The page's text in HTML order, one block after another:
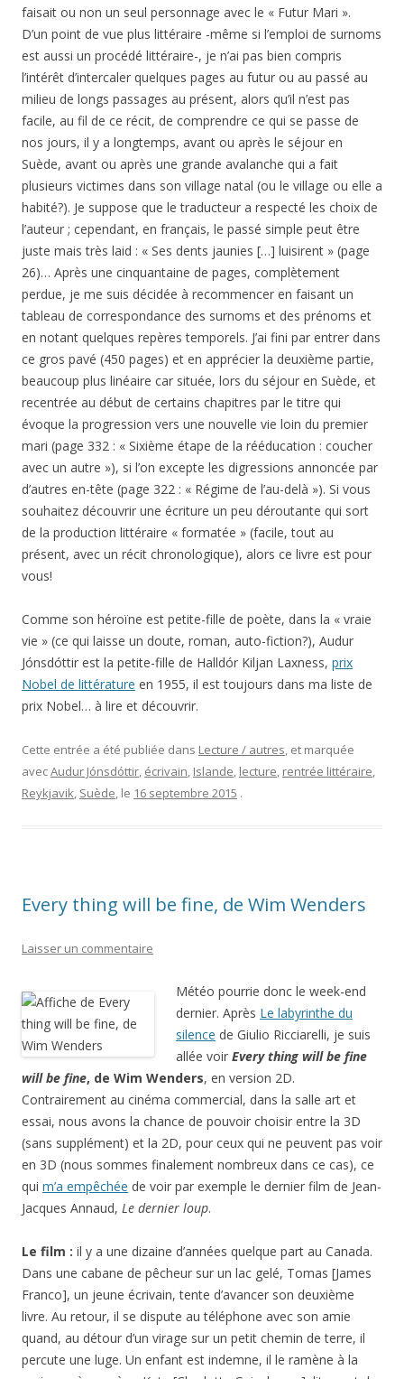
faisait ou non un seul personnage avec le « Futur Mari ».
D’un point de vue plus littéraire -même si l’emploi de surnoms
est aussi un procédé littéraire-, je n’ai pas bien compris
l’intérêt d’intercaler quelques pages au futur ou au passé au
milieu de longs passages au présent, alors qu’il n’est pas
facile, au fil de ce récit, de comprendre ce qui se passe de
nos jours, il y a longtemps, avant ou après le séjour en
Suède, avant ou après une grande avalanche qui a fait
plusieurs victimes dans son village natal (ou le village ou elle a
habité?). Je suppose que le traducteur a respecté les choix de
l’auteur ; cependant, en français, le passé simple peut être
juste mais très laid : « Ses dents jaunies […] luisirent » (page
26)… Après une cinquantaine de pages, complètement
perdue, je me suis décidée à recommencer en faisant un
tableau de correspondance des surnoms et des prénoms et
en notant quelques repères temporels. J’ai fini par entrer dans
ce gros pavé (450 pages) et en apprécier la deuxième partie,
beaucoup plus linéaire car située, lors du séjour en Suède, et
recentrée au début de certains chapitres par le titre qui
évoque la progression vers une nouvelle vie loin du premier
mari (page 332 : « Sixième étape de la rééducation : coucher
avec un autre »), si l’on excepte les digressions annoncée par
d’autres en-tête (page 322 : « Régime de l’au-delà »). Si vous
souhaitez découvrir une écriture un peu déroutante qui sort
de la production littéraire « formatée » (facile, tout au
présent, avec un récit chronologique), alors ce livre est pour
vous!
Comme son héroïne est petite-fille de poète, dans la « vraie
vie » (ce qui laisse un doute, roman, auto-fiction?), Audur
Jónsdóttir est la petite-fille de Halldór Kiljan Laxness, prix
Nobel de littérature en 1955, il est toujours dans ma liste de
prix Nobel… à lire et découvrir.
Cette entrée a été publiée dans Lecture / autres , et marquée
avecAudur Jónsdóttir écrivain Islande lecture rentrée littéraire
Reykjavik Suède , le 16 septembre 2015 .
Every thing will be fine, de Wim Wenders
Laisser un commentaire
Météo pourrie donc le week-end
dernier. Après Le labyrinthe du
silence de Giulio Ricciarelli, je suis
allée voir Every thing will be fine
will be fine, de Wim Wenders, en version 2D.
Contrairement au cinéma commercial, dans la salle art et
essai, nous avons la chance de pouvoir choisir entre la 3D
(sans supplément) et la 2D, pour ceux qui ne peuvent pas voir
en 3D (nous sommes finalement nombreux dans ce cas), ce
qui m’a empêchée de voir par exemple le dernier film de Jean-
Jacques Annaud, Le dernier loup.
Le film : il y a une dizaine d’années quelque part au Canada.
Dans une cabane de pêcheur sur un lac gelé, Tomas [James
Franco], un jeune écrivain, tente d’avancer son deuxième
livre. Au retour, il se dispute au téléphone avec son amie
quand, au détour d’un virage sur un petit chemin de terre, il
percute une luge. Un enfant est indemne, il le ramène à la